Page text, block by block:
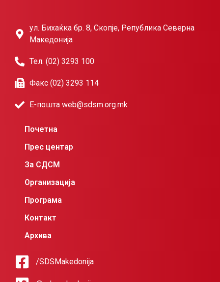
ул. Бихаќка бр. 8, Скопје, Република Северна
Македонија
Тел. (02) 3293 100
Факс (02) 3293 114
Е-пошта web@sdsm.org.mk
Почетна
Прес центар
За СДСМ
Организација
Програма
Контакт
Архива
/SDSMakedonija